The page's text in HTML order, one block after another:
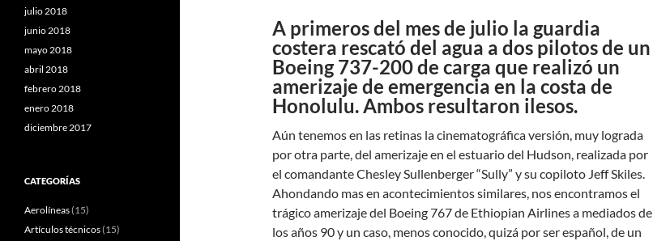
A primeros del mes de julio la guardia
costera rescató del agua a dos pilotos de un
Boeing 737-200 de carga que realizó un
amerizaje de emergencia en la costa de
Honolulu. Ambos resultaron ilesos.
Aún tenemos en las retinas la cinematográfica versión, muy lograda
por otra parte, del amerizaje en el estuario del Hudson, realizada por
el comandante Chesley Sullenberger “Sully” y su copiloto Jeff Skiles.
Ahondando mas en acontecimientos similares, nos encontramos el
trágico amerizaje del Boeing 767 de Ethiopian Airlines a mediados de
los años 90 y un caso, menos conocido, quizá por ser español, de un
julio 2018
junio 2018
mayo 2018
abril 2018
febrero 2018
enero 2018
diciembre 2017
CATEGORÍAS
Aerolíneas(15)
Artículos técnicos(15)